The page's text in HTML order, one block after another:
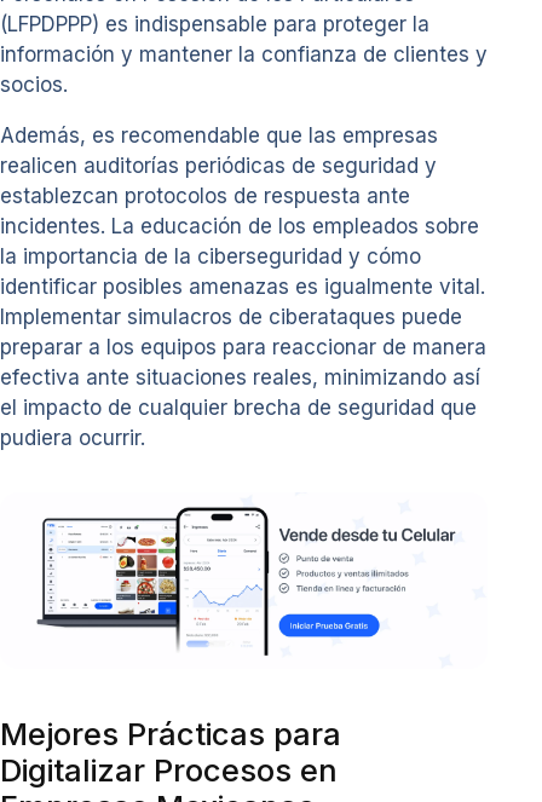
(LFPDPPP) es indispensable para proteger la
información y mantener la confianza de clientes y
socios.
Además, es recomendable que las empresas
realicen auditorías periódicas de seguridad y
establezcan protocolos de respuesta ante
incidentes. La educación de los empleados sobre
la importancia de la ciberseguridad y cómo
identificar posibles amenazas es igualmente vital.
Implementar simulacros de ciberataques puede
preparar a los equipos para reaccionar de manera
efectiva ante situaciones reales, minimizando así
el impacto de cualquier brecha de seguridad que
pudiera ocurrir.
Mejores Prácticas para
Digitalizar Procesos en